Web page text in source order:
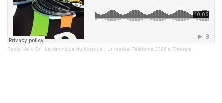
Radio Val d'Or · La chronique du Kiosque : Le festival Télérama 2026 à Thouars